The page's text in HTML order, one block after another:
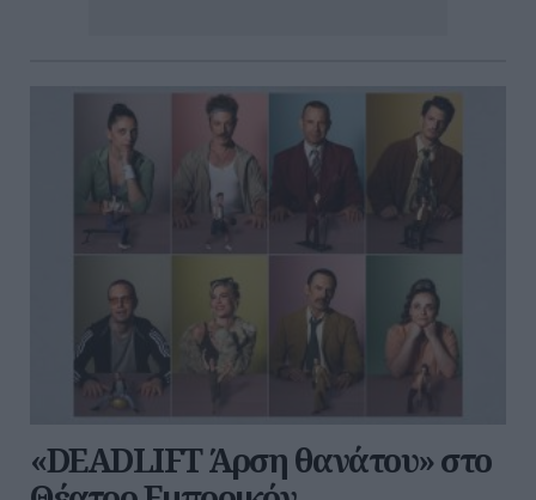
«DEADLIFT Άρση θανάτου» στο